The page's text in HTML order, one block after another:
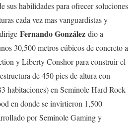
sus habilidades para ofrecer soluciones
cada vez mas vanguardistas y
Fernando González dio a
30,500 metros cúbicos de concreto a
y Liberty Conshor para construir el
de 450 pies de altura con
habitaciones) en Seminole Hard Rock
en donde se invirtieron 1,500
por Seminole Gaming y